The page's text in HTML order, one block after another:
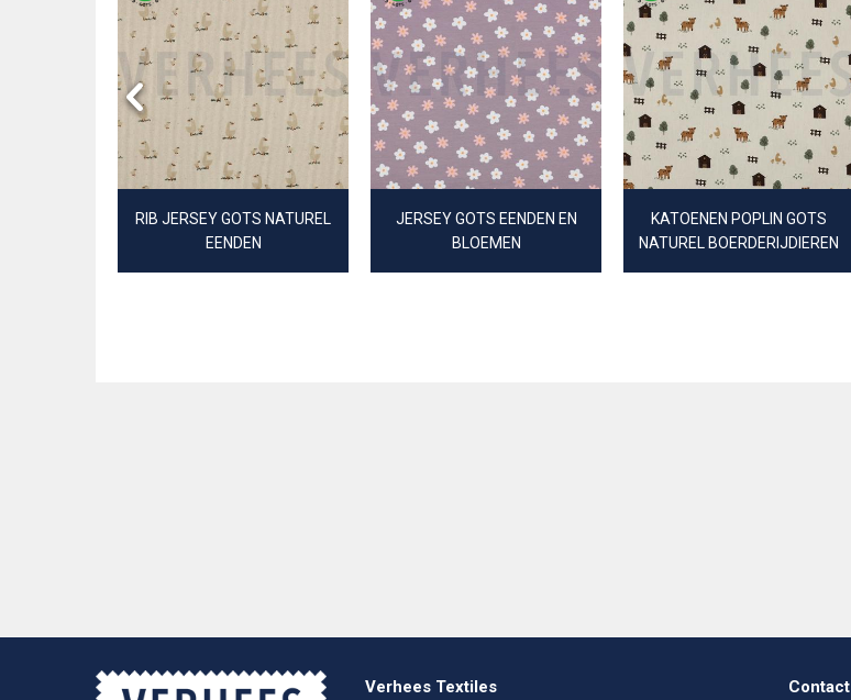
RIB JERSEY GOTS NATUREL
EENDEN
JERSEY GOTS EENDEN EN
BLOEMEN
KATOENEN POPLIN GOTS
NATUREL BOERDERIJDIEREN
Verhees Textiles Contact